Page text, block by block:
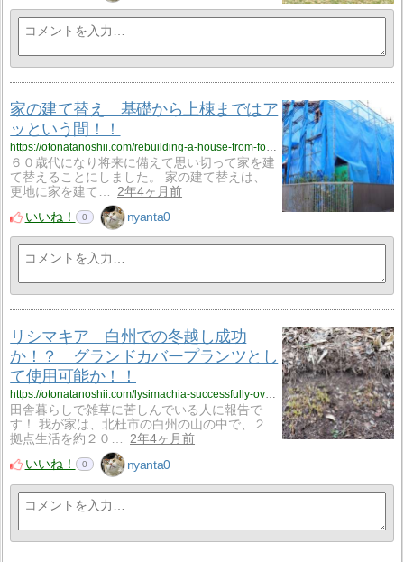
家の建て替え 基礎から上棟まではア
ッという間！！
６０歳代になり将来に備えて思い切って家を建
て替えることにしました。 家の建て替えは、
更地に家を建て…
2年4ヶ月前
いいね！
0 nyanta0
リシマキア 白州での冬越し成功
か！？ グランドカバープランツとし
て使用可能か！！
https://otonatanoshii.com/lysimachia-successfully-overwintered-in-hakushu-can-it-be-used-as-a-ground-cover-plant/?utm_source=rss&utm_medium=rss&utm_campaign=lysimachia-successfully-overwintered-in-hakushu-can-it-be-used-as-a-ground-cover-plant
田舎暮らしで雑草に苦しんでいる人に報告で
す！ 我が家は、北杜市の白州の山の中で、２
拠点生活を約２０…
2年4ヶ月前
いいね！
0 nyanta0